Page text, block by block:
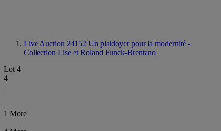
Live Auction 24152 Un plaidoyer pour la modernité -
Collection Lise et Roland Funck-Brentano
Lot 4
4
1 More